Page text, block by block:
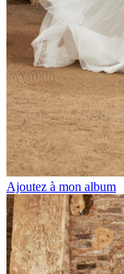
Ajoutez à mon album